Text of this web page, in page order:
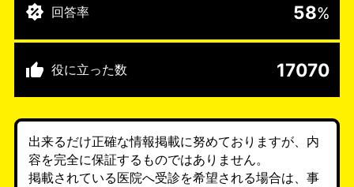
回答率 58%
役に立った数 17070
出来るだけ正確な情報掲載に努めておりますが、内
容を完全に保証するものではありません。
掲載されている医院へ受診を希望される場合は、事